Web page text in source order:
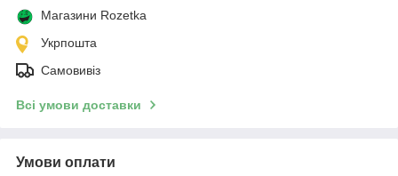
Магазини Rozetka
Укрпошта
Самовивіз
Всі умови доставки
Умови оплати